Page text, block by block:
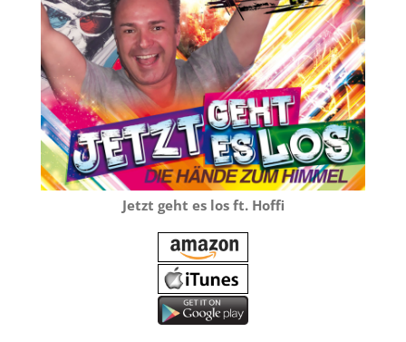
Jetzt geht es los ft. Hoffi